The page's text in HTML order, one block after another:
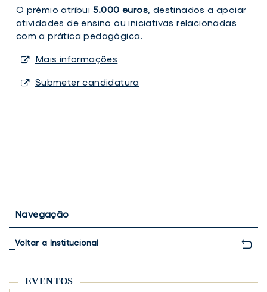
O prémio atribui 5.000 euros , destinados a apoiar
atividades de ensino ou iniciativas relacionadas
com a prática pedagógica.
Mais informações
Submeter candidatura
Navegação
Voltar a Institucional
EVENTOS